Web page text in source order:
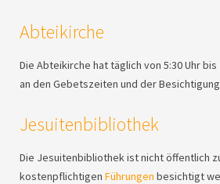
Abteikirche
Die Abteikirche hat täglich von 5:30 Uhr bis
an den Gebetszeiten und der
Jesuitenbibliothek
Die Jesuitenbibliothek ist nicht öffentlich
kostenpflichtigen Führungen besichtigt